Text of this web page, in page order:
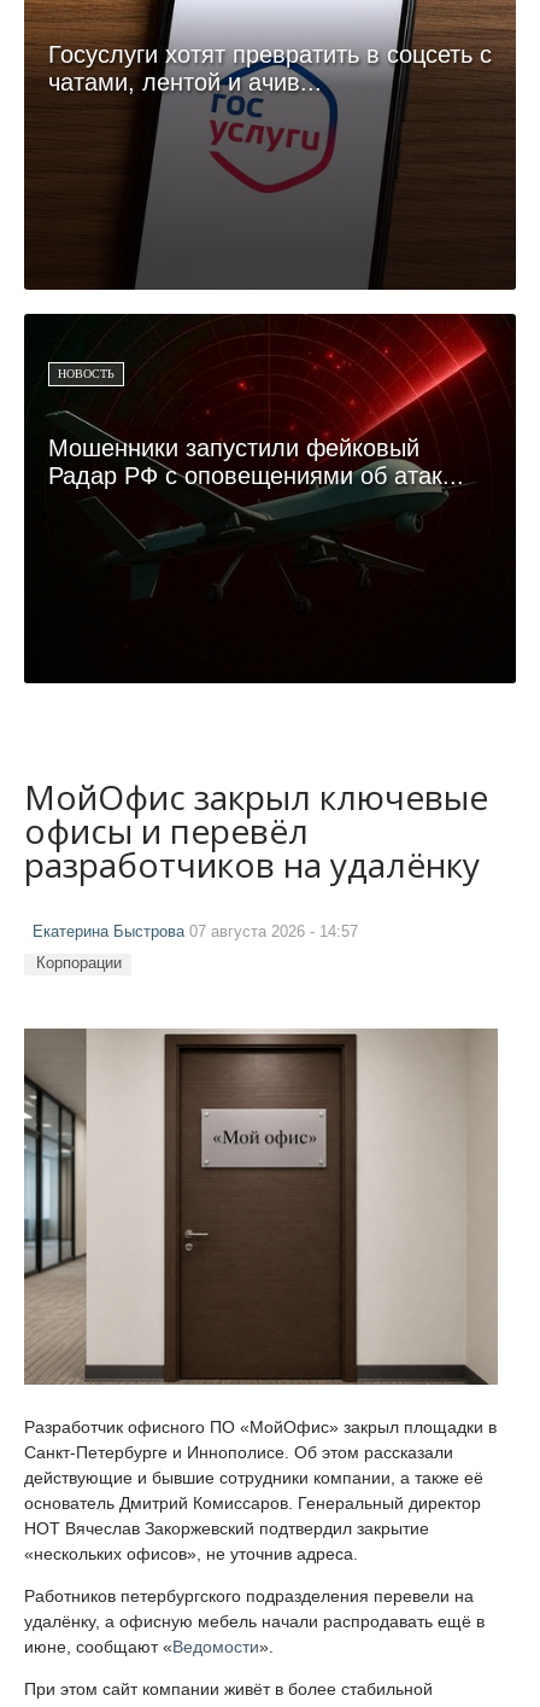
Госуслуги хотят превратить в соцсеть с
чатами, лентой и ачив...
НОВОСТЬ
Мошенники запустили фейковый
Радар РФ с оповещениями об атак...
МойОфис закрыл ключевые
офисы и перевёл
разработчиков на удалёнку
Екатерина Быстрова07 августа 2026 - 14:57
Корпорации
Разработчик офисного ПО «МойОфис» закрыл площадки в
Санкт-Петербурге и Иннополисе. Об этом рассказали
действующие и бывшие сотрудники компании, а также её
основатель Дмитрий Комиссаров. Генеральный директор
НОТ Вячеслав Закоржевский подтвердил закрытие
«нескольких офисов», не уточнив адреса.
Работников петербургского подразделения перевели на
удалёнку, а офисную мебель начали распродавать ещё в
июне, сообщают «Ведомости».
При этом сайт компании живёт в более стабильной